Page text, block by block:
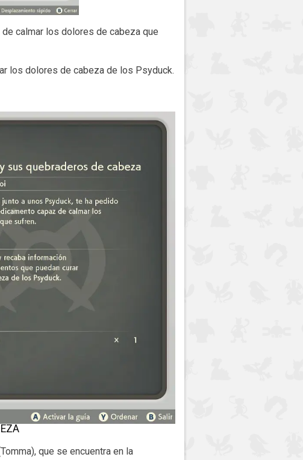
calmar los dolores de cabeza que
los dolores de cabeza de los Psyduck.
que se encuentra en la